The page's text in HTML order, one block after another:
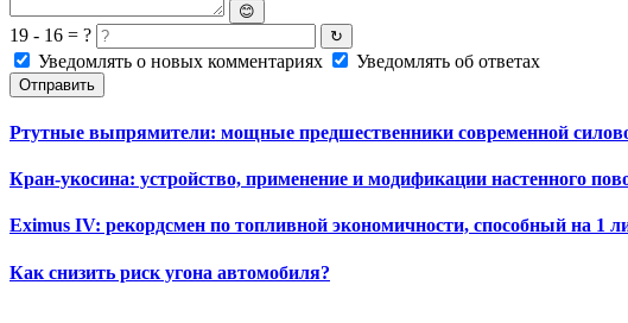
😊
19 - 16 = ? ↻
Уведомлять о новых комментариях Уведомлять об ответах
Отправить
Ртутные выпрямители: мощные предшественники современной
Кран-укосина: устройство, применение и модификации настенного
Eximus IV: рекордсмен по топливной экономичности, способный на 1
Как снизить риск угона автомобиля?